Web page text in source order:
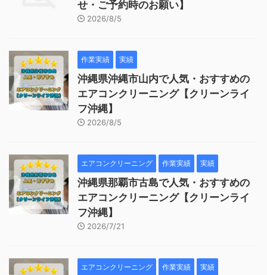
せ・ご予約時のお願い】
2026/8/5
作業実績 実績
沖縄県沖縄市山内で人気・おすすめの
エアコンクリーニング【クリーンライ
フ沖縄】
2026/8/5
エアコンクリーニング 作業実績 実績
沖縄県那覇市古島で人気・おすすめの
エアコンクリーニング【クリーンライ
フ沖縄】
2026/7/21
エアコンクリーニング 作業実績 実績